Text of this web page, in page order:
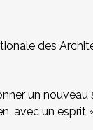
des
un nouveau
avec un esprit